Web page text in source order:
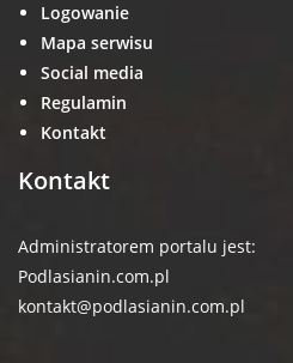
Logowanie
Mapa serwisu
Social media
Regulamin
Kontakt
Kontakt
Administratorem portalu jest:
Podlasianin.com.pl
kontakt@podlasianin.com.pl